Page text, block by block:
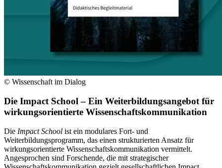
© Wissenschaft im Dialog
Die Impact School – Ein Weiterbildungsangebot für
wirkungsorientierte Wissenschaftskommunikation
Die Impact School ist ein modulares Fort- und
Weiterbildungsprogramm, das einen strukturierten Ansatz für
wirkungsorientierte Wissenschaftskommunikation vermittelt.
Angesprochen sind Forschende, die mit strategischer